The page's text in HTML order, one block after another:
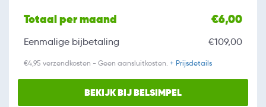
Totaal per maand €6,00
Eenmalige bijbetaling €109,00
€4,95 verzendkosten - Geen aansluitkosten. + Prijsdetails
BEKIJK BIJ BELSIMPEL